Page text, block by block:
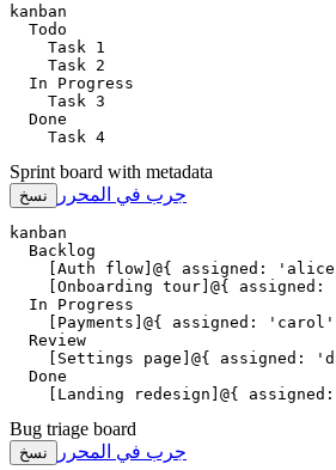
kanban
  Todo
    Task 1
    Task 2
  In Progress
    Task 3
  Done
    Task 4
Sprint board with metadata
نسخ جرب في المحرر
kanban
  Backlog
[Auth flow]@{ assigned:
[Onboarding tour]@{ assigned:
  In Progress
[Payments]@{ assigned:
  Review
[Settings page]@{ assigned:
  Done
[Landing redesign]@{
Bug triage board
نسخ جرب في المحرر